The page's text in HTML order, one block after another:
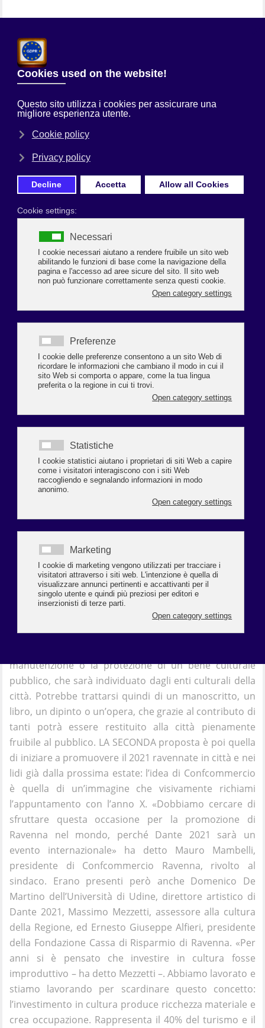
Chi Siamo
Sei qui:Home Uncategorised
Prima Pagina
da il Resto del Carlino 18 gennaio 2018
«Imprenditori mecenati per il 2021»
Le idee di Confcommercio: Art Bonus e pubblicità già
da quest’estate
IL RESTAURO di un bene culturale pubblico e la
motori in vista del 2021, l’anno di Dante, col convegno
‘Art Bonus e Dante 2021 - Cibo
per la cultura’ promosso da Confcommercio Ravenna
martedì scorso alla sala Bini. Due in particolare le
della città nel grande anno delle celebrazioni. La prima
è l’Art Bonus, ovvero il sostegno del prezioso
patrimonio della città da parte degli imprenditori
ravennati con il mecenatismo culturale.
Confcommercio si farà così promotrice presso i propri
associati, con la possibilità però di partecipazione di
tutto il tessuto imprenditoriale del territorio, per
manutenzione o la protezione di un bene culturale
pubblico, che sarà individuato dagli enti culturali della
città. Potrebbe trattarsi quindi di un manoscritto, un
libro, un dipinto o un’opera, che grazie al contributo di
tanti potrà essere restituito alla città pienamente
fruibile al pubblico. LA SECONDA proposta è poi quella
di iniziare a promuovere il 2021 ravennate in città e nei
lidi già dalla prossima estate: l’idea di Confcommercio
è quella di un’immagine che visivamente richiami
l’appuntamento con l’anno X. «Dobbiamo cercare di
sfruttare questa occasione per la promozione di
Ravenna nel mondo, perché Dante 2021 sarà un
evento internazionale» ha detto Mauro Mambelli,
presidente di Confcommercio Ravenna, rivolto al
sindaco. Erano presenti però anche Domenico De
Martino dell’Università di Udine, direttore artistico di
Dante 2021, Massimo Mezzetti, assessore alla cultura
della Regione, ed Ernesto Giuseppe Alfieri, presidente
della Fondazione Cassa di Risparmio di Ravenna. «Per
anni si è pensato che investire in cultura fosse
improduttivo – ha detto Mezzetti –. Abbiamo lavorato e
stiamo lavorando per scardinare questo concetto:
l’investimento in cultura produce ricchezza materiale e
crea occupazione. Rappresenta il 40% del turismo e il